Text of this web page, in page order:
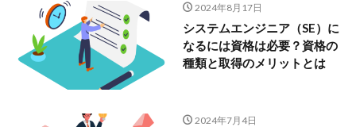
2024年8月17日
システムエンジニア（SE）に
なるには資格は必要？資格の
種類と取得のメリットとは
2024年7月4日